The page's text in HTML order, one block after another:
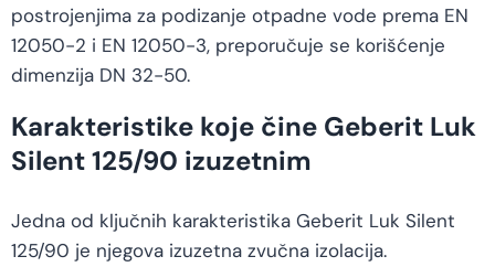
postrojenjima za podizanje otpadne vode prema EN
12050-2 i EN 12050-3, preporučuje se korišćenje
dimenzija DN 32-50.
Karakteristike koje čine Geberit Luk
Silent 125/90 izuzetnim
Jedna od ključnih karakteristika Geberit Luk Silent
125/90 je njegova izuzetna zvučna izolacija.